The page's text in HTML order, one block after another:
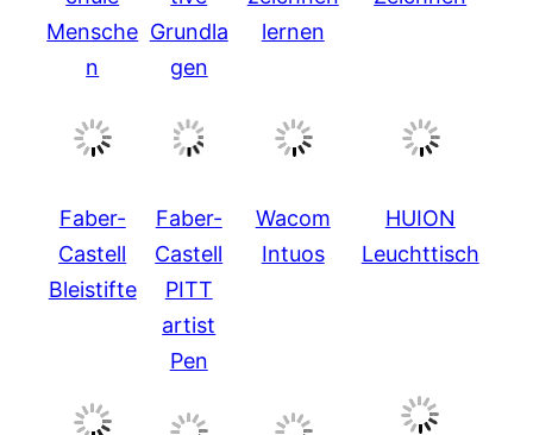
Mensche
n
Grundla
gen
lernen
Faber-
Castell
Bleistifte
Faber-
Castell
PITT
artist
Pen
Wacom
Intuos
HUION
Leuchttisch